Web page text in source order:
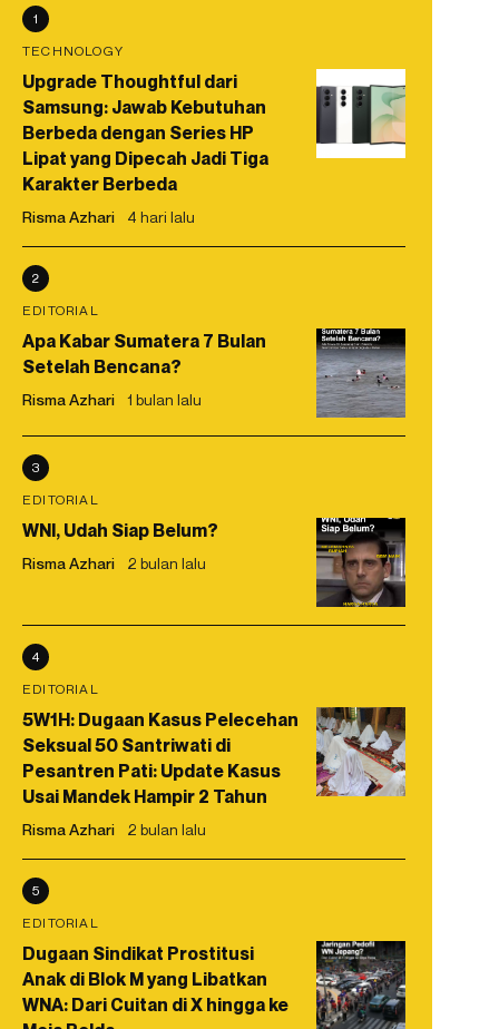
1
TECHNOLOGY
Upgrade Thoughtful dari
Samsung: Jawab Kebutuhan
Berbeda dengan Series HP
Lipat yang Dipecah Jadi Tiga
Karakter Berbeda
Risma Azhari 4 hari lalu
2
EDITORIAL
Apa Kabar Sumatera 7 Bulan
Setelah Bencana?
Risma Azhari 1 bulan lalu
3
EDITORIAL
WNI, Udah Siap Belum?
Risma Azhari 2 bulan lalu
4
EDITORIAL
5W1H: Dugaan Kasus Pelecehan
Seksual 50 Santriwati di
Pesantren Pati: Update Kasus
Usai Mandek Hampir 2 Tahun
Risma Azhari 2 bulan lalu
5
EDITORIAL
Dugaan Sindikat Prostitusi
Anak di Blok M yang Libatkan
WNA: Dari Cuitan di X hingga ke